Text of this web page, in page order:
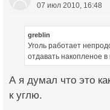
07 июл 2010, 16:48
greblin
Уголь работает
отдавать накопленое в
А я думал что это
к углю.